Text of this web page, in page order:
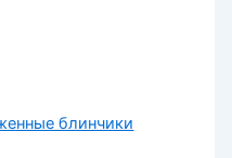
блинчики